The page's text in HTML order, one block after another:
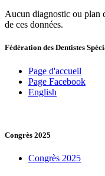
Aucun diagnostic ou plan
de ces données.
Fédération des Dentistes
Page d'accueil
Page Facebook
English
Congrès 2025
Congrès 2025